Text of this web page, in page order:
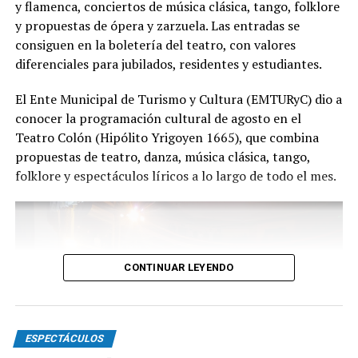
público", expresa Emmanuel Marín.
distinguida con los Premios Estrella de Mar 2024 y
2026 como Mejor Espectáculo de Danza y con el Premio
Faro de Oro 2024. Además, Emmanuel Marín y Lola
Gutiérrez Rey obtuvieron el subcampeonato en el
Mundial de Tango de Buenos Aires.
realizar una gira por Europa. Además, recibió
la Declaración de Interés Cultural como Embajadores
cultura local.
y flamenca, conciertos de música clásica, tango, folklore
y propuestas de ópera y zarzuela. Las entradas se
consiguen en la boletería del teatro, con valores
diferenciales para jubilados, residentes y estudiantes.
El Ente Municipal de Turismo y Cultura (EMTURyC) dio a
conocer la programación cultural de agosto en el
Teatro Colón (Hipólito Yrigoyen 1665), que combina
propuestas de teatro, danza, música clásica, tango,
folklore y espectáculos líricos a lo largo de todo el mes.
CONTINUAR LEYENDO
ESPECTÁCULOS